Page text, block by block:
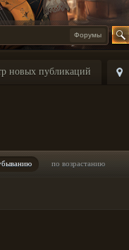
Форумы
новых публикаций
по возрастанию